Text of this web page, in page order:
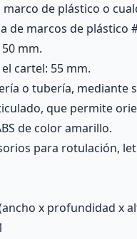
de plástico o
de marcos de plástico
mm.
cartel: 55 mm.
o tubería, mediante
que permite
de color amarillo.
para rotulación,
x profundidad x